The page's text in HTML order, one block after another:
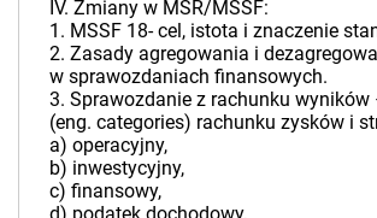
IV. Zmiany w MSR/MSSF:
1. MSSF 18- cel, istota i znaczenie
2. Zasady agregowania i
w sprawozdaniach finansowych.
3. Sprawozdanie z rachunku wyników
(eng. categories) rachunku zysków i
a) operacyjny,
b) inwestycyjny,
c) finansowy,